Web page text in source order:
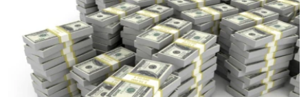
ЭЖЕ-СИҢДИЛЕР
АЗАТТЫК+
ЫҢГАЙСЫЗ СУРООЛОР
ОНЛАЙН ШЕРИНЕ